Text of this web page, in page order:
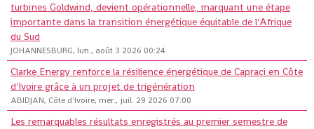
turbines Goldwind, devient opérationnelle, marquant une étape
importante dans la transition énergétique équitable de l'Afrique
du Sud
JOHANNESBURG, lun., août 3 2026 00:24
Clarke Energy renforce la résilience énergétique de Capraci en Côte
d'Ivoire grâce à un projet de trigénération
ABIDJAN, Côte d'Ivoire, mer., juil. 29 2026 07:00
Les remarquables résultats enregistrés au premier semestre de